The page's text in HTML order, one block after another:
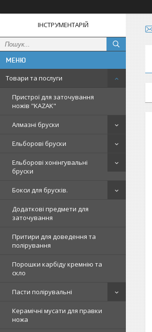
ІНСТРУМЕНТАРІЙ
Товари та послуги
Пристрої для заточування
ножів "KAZAK"
Алмазні бруски
Ельборові бруски
Ельборові хонінгувальні
бруски
Бокси для брусків.
Додаткові предмети для
заточування
Притири для доведення та
полірування
Порошки карбіду кремнію та
скло
Пасти полірувальні
Керамічні мусати для правки
ножа